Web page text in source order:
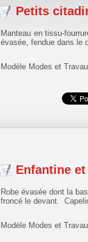
Petits
Manteau en tissu-
évasée, fendue dans le
Modèle Modes et
Enfantine
Robe évasée dont la
froncé le devant.
Modèle Modes et